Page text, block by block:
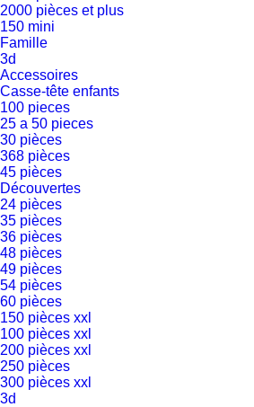
2000 pièces et plus
150 mini
Famille
3d
Accessoires
Casse-tête enfants
100 pieces
25 a 50 pieces
30 pièces
368 pièces
45 pièces
Découvertes
24 pièces
35 pièces
36 pièces
48 pièces
49 pièces
54 pièces
60 pièces
150 pièces xxl
100 pièces xxl
200 pièces xxl
250 pièces
300 pièces xxl
3d